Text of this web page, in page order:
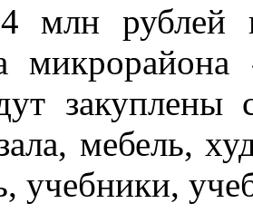
млн рублей
закуплены
мебель,
учебники,